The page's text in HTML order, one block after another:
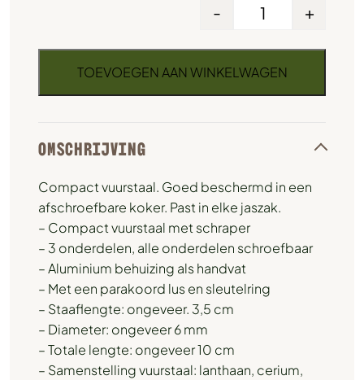
- +
TOEVOEGEN AAN WINKELWAGEN
OMSCHRIJVING
Compact vuurstaal. Goed beschermd in een
afschroefbare koker. Past in elke jaszak.
– Compact vuurstaal met schraper
– 3 onderdelen, alle onderdelen schroefbaar
– Aluminium behuizing als handvat
– Met een parakoord lus en sleutelring
– Staaflengte: ongeveer. 3,5 cm
– Diameter: ongeveer 6 mm
– Totale lengte: ongeveer 10 cm
– Samenstelling vuurstaal: lanthaan, cerium,